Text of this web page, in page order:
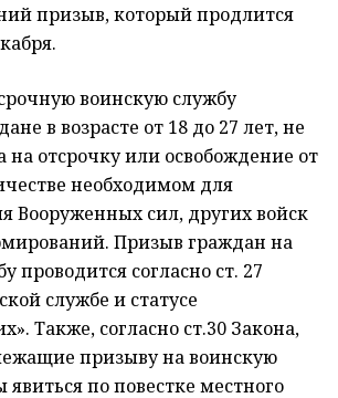
призыв, который продлится
воинскую службу
в возрасте от 18 до 27 лет, не
отсрочку или освобождение от
необходимом для
Вооруженных сил, других войск
Призыв граждан на
проводится согласно ст. 27
службе и статусе
Также, согласно ст.30 Закона,
призыву на воинскую
явиться по повестке местного